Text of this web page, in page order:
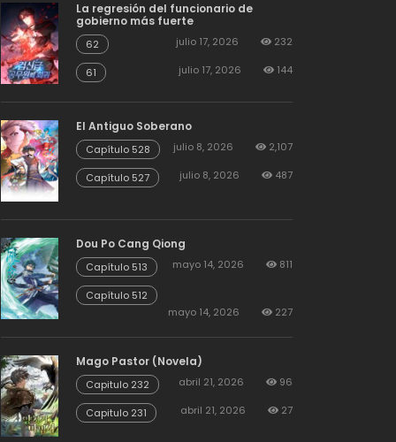
La regresión del funcionario de
gobierno más fuerte
62 julio 17, 2026 232
61 julio 17, 2026 144
El Antiguo Soberano
Capítulo 528 julio 8, 2026 2,107
Capítulo 527 julio 8, 2026 487
Dou Po Cang Qiong
Capítulo 513 mayo 14, 2026 811
Capítulo 512
mayo 14, 2026
227
Mago Pastor (Novela)
Capitulo 232 abril 21, 2026 96
Capitulo 231 abril 21, 2026 27